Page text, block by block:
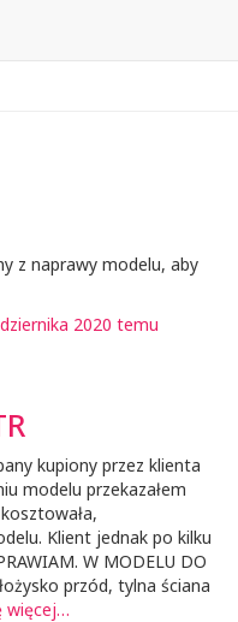
z naprawy modelu, aby
2020 temu
kupiony przez klienta
modelu przekazałem
Klient jednak po kilku
W MODELU DO
przód, tylna ściana
więcej…